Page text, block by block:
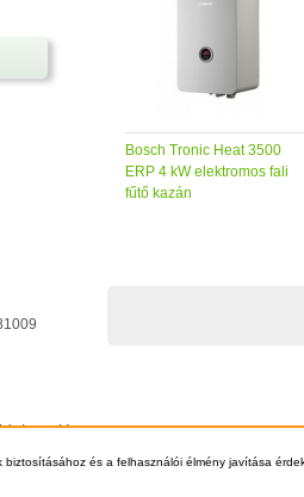
Bosch Tronic Heat 3500
ERP 4 kW elektromos fali
fűtő kazán
és a felhasználói élmény javítása
tetejére